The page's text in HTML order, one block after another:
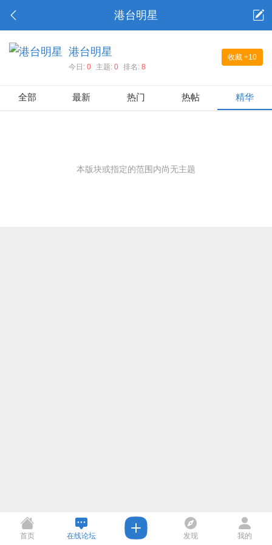
港台明星
收藏 +10
港台明星
今日: 0 主题: 0 排名: 8
全部 最新 热门 热帖 精华
本版块或指定的范围内尚无主题
首页 在线论坛 发现 我的